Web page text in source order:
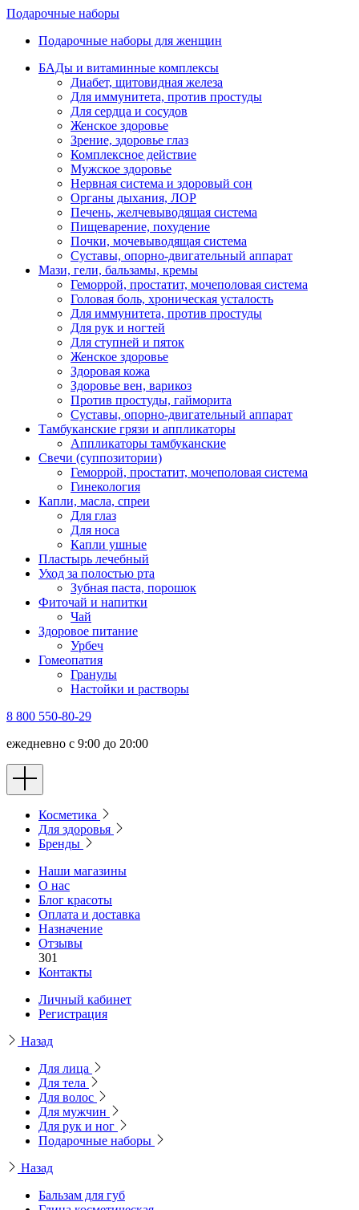
Подарочные наборы
Подарочные наборы для женщин
БАДы и витаминные комплексы
Диабет, щитовидная железа
Для иммунитета, против простуды
Для сердца и сосудов
Женское здоровье
Зрение, здоровье глаз
Комплексное действие
Мужское здоровье
Нервная система и здоровый сон
Органы дыхания, ЛОР
Печень, желчевыводящая система
Пищеварение, похудение
Почки, мочевыводящая система
Суставы, опорно-двигательный аппарат
Мази, гели, бальзамы, кремы
Геморрой, простатит, мочеполовая система
Головая боль, хроническая усталость
Для иммунитета, против простуды
Для рук и ногтей
Для ступней и пяток
Женское здоровье
Здоровая кожа
Здоровье вен, варикоз
Против простуды, гайморита
Суставы, опорно-двигательный аппарат
Тамбуканские грязи и аппликаторы
Аппликаторы тамбуканские
Свечи (суппозитории)
Геморрой, простатит, мочеполовая система
Гинекология
Капли, масла, спреи
Для глаз
Для носа
Капли ушные
Пластырь лечебный
Уход за полостью рта
Зубная паста, порошок
Фиточай и напитки
Чай
Здоровое питание
Урбеч
Гомеопатия
Гранулы
Настойки и растворы
8 800 550-80-29
ежедневно с 9:00 до 20:00
Косметика
Для здоровья
Бренды
Наши магазины
О нас
Блог красоты
Оплата и доставка
Назначение
Отзывы
301
Контакты
Личный кабинет
Регистрация
Назад
Для лица
Для тела
Для волос
Для мужчин
Для рук и ног
Подарочные наборы
Назад
Бальзам для губ